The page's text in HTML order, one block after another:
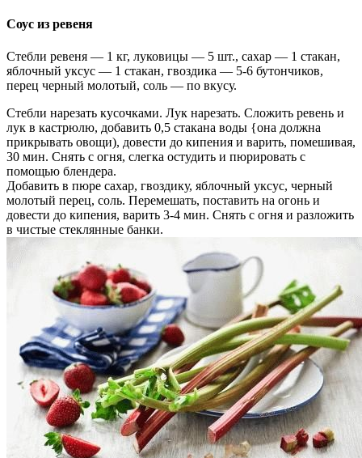
Соус из ревеня
Стебли ревеня — 1 кг, луковицы — 5 шт., сахар — 1 стакан,
яблочный уксус — 1 стакан, гвоздика — 5-6 бутончиков,
перец черный молотый, соль — по вкусу.
Стебли нарезать кусочками. Лук нарезать. Сложить ревень и
лук в кастрюлю, добавить 0,5 стакана воды {она должна
прикрывать овощи), довести до кипения и варить, помешивая,
30 мин. Снять с огня, слегка остудить и пюрировать с
помощью блендера.
Добавить в пюре сахар, гвоздику, яблочный уксус, черный
молотый перец, соль. Перемешать, поставить на огонь и
довести до кипения, варить 3-4 мин. Снять с огня и разложить
в чистые стеклянные банки.